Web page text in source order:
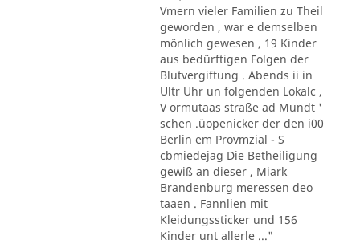
Vmern vieler Familien zu Theil
geworden , war e demselben
mönlich gewesen , 19 Kinder
aus bedürftigen Folgen der
Blutvergiftung . Abends ii in
Ultr Uhr un folgenden Lokalc ,
V ormutaas straße ad Mundt '
schen .üopenicker der den i00
Berlin em Provmzial - S
cbmiedejag Die Betheiligung
gewiß an dieser , Miark
Brandenburg meressen deo
taaen . Fannlien mit
Kleidungssticker und 156
Kinder unt allerle ..."